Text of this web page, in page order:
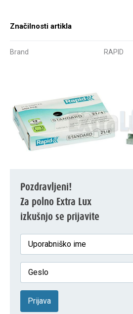
Značilnosti artikla
Brand RAPID
Pozdravljeni!
Za polno Extra Lux
izkušnjo se prijavite
Prijava